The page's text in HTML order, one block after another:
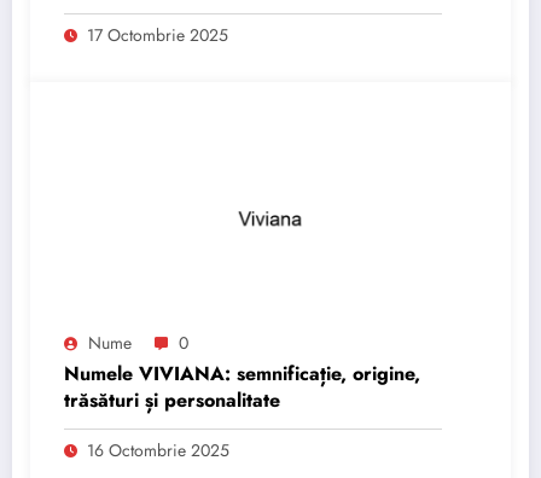
17 Octombrie 2025
Nume 0
Numele VIVIANA: semnificație, origine,
trăsături și personalitate
16 Octombrie 2025